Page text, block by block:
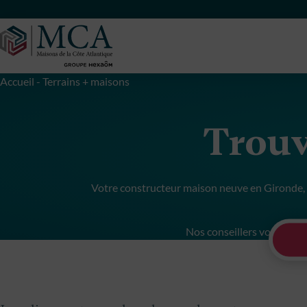
Accueil - Terrains + maisons
Votre constructeur maison neuve en
Nos conseillers vous